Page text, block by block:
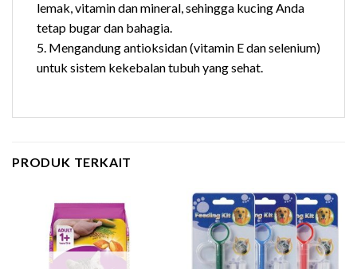
lemak, vitamin dan mineral, sehingga kucing Anda
tetap bugar dan bahagia.
5. Mengandung antioksidan (vitamin E dan selenium)
untuk sistem kekebalan tubuh yang sehat.
PRODUK TERKAIT